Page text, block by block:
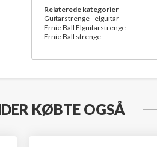
Relaterede kategorier
Guitarstrenge - elguitar
Ernie Ball Elguitarstrenge
Ernie Ball strenge
KØBTE OGSÅ